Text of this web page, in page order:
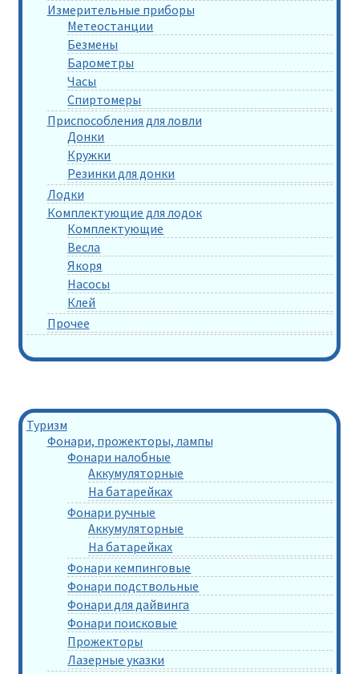
Измерительные приборы
Метеостанции
Безмены
Барометры
Часы
Спиртомеры
Приспособления для ловли
Донки
Кружки
Резинки для донки
Лодки
Комплектующие для лодок
Комплектующие
Весла
Якоря
Насосы
Клей
Прочее
Туризм
Фонари, прожекторы, лампы
Фонари налобные
Аккумуляторные
На батарейках
Фонари ручные
Аккумуляторные
На батарейках
Фонари кемпинговые
Фонари подствольные
Фонари для дайвинга
Фонари поисковые
Прожекторы
Лазерные указки